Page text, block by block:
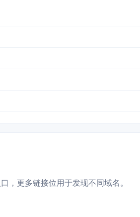
，更多链接位用于发现不同域名。